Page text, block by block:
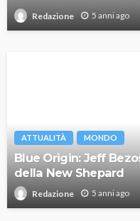
Redazione 5 anni ago
ATTUALITÀ MONDO
Blue Origin: Jeff
della New Shepard
Redazione 5 anni ago